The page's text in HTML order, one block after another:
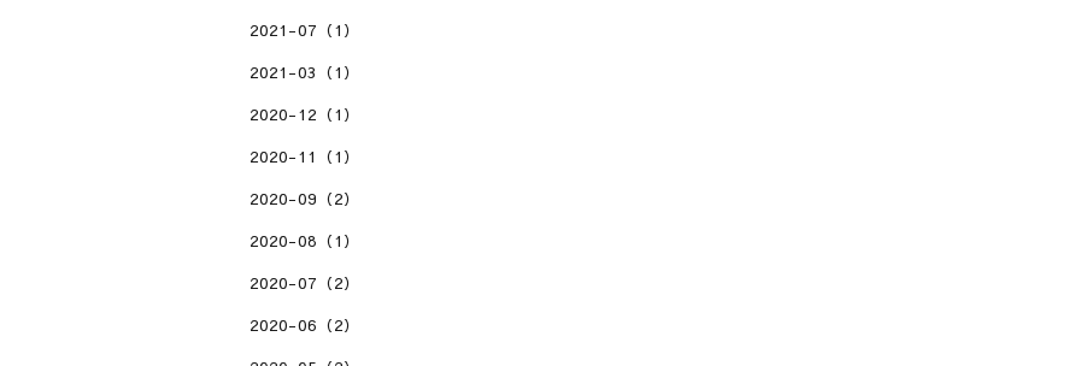
2021-07（1）
2021-03（1）
2020-12（1）
2020-11（1）
2020-09（2）
2020-08（1）
2020-07（2）
2020-06（2）